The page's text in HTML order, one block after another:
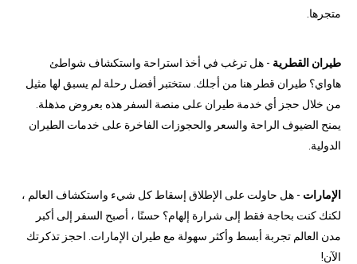
متجرها.
طيران القطرية - هل ترغب في أخذ استراحة واستكشاف شواطئ
هاواي؟ طيران قطر هنا من أجلك. ستختبر أفضل رحلة لم يسبق لها مثيل
من خلال حجز أي خدمة طيران على منصة السفر هذه بعروض مذهلة.
يمنح الضيوف الراحة والسعر والحجوزات الفاخرة على خدمات الطيران
الدولية.
الإمارات - هل حاولت على الإطلاق إسقاط كل شيء واستكشاف العالم ،
لكنك كنت بحاجة فقط إلى شرارة إلهام؟ حسنًا ، أصبح السفر إلى أكبر
مدن العالم تجربة أبسط وأكثر سهولة مع طيران الإمارات. احجز تذكرتك
الآن!